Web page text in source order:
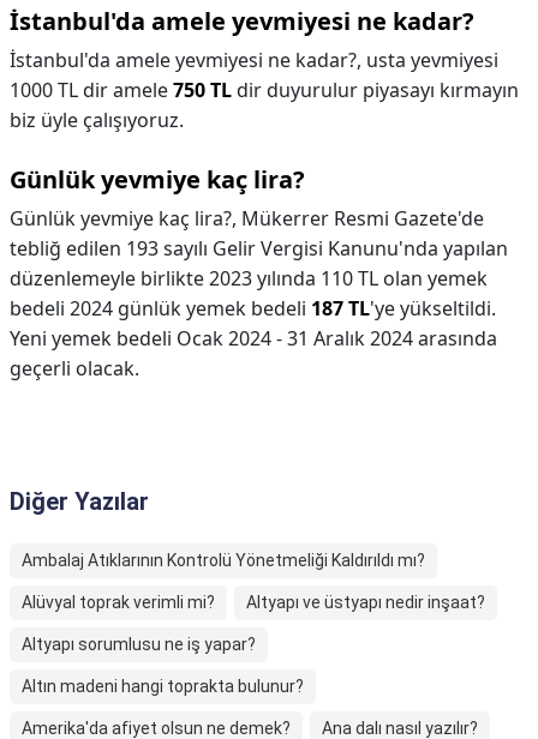
İstanbul'da amele yevmiyesi ne kadar?
İstanbul'da amele yevmiyesi ne kadar?, usta yevmiyesi
1000 TL dir amele750 TLdir duyurulur piyasayı kırmayın
biz üyle çalışıyoruz.
Günlük yevmiye kaç lira?
Günlük yevmiye kaç lira?, Mükerrer Resmi Gazete'de
tebliğ edilen 193 sayılı Gelir Vergisi Kanunu'nda yapılan
düzenlemeyle birlikte 2023 yılında 110 TL olan yemek
bedeli 2024 günlük yemek bedeli 187 TL'ye yükseltildi.
Yeni yemek bedeli Ocak 2024 - 31 Aralık 2024 arasında
geçerli olacak.
Diğer Yazılar
Ambalaj Atıklarının Kontrolü Yönetmeliği Kaldırıldı mı?
Alüvyal toprak verimli mi? Altyapı ve üstyapı nedir inşaat?
Altyapı sorumlusu ne iş yapar?
Altın madeni hangi toprakta bulunur?
Amerika'da afiyet olsun ne demek? Ana dalı nasıl yazılır?